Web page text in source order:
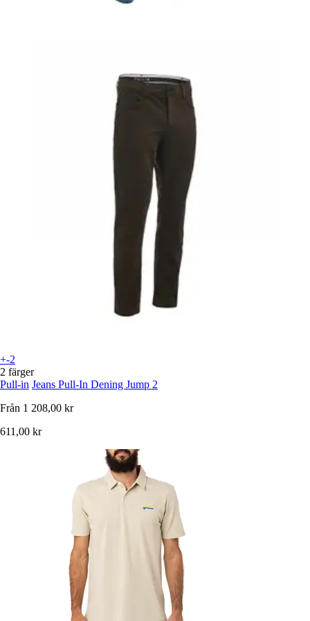
+-2
2 färger
Pull-in Jeans Pull-In Dening Jump 2
Från 1 208,00 kr
611,00 kr